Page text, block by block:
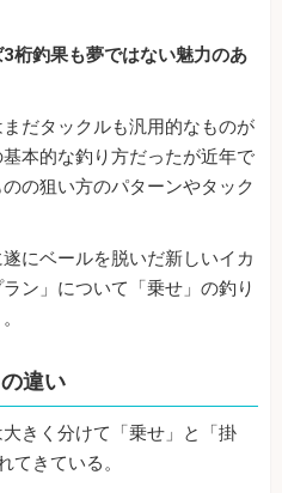
桁釣果も夢ではない魅力のあ
だタックルも汎用的なものが
本的な釣り方だったが近年で
の狙い方のパターンやタック
にベールを脱いだ新しいイカ
ン」について「乗せ」の釣り
違い
きく分けて「乗せ」と「掛
てきている。